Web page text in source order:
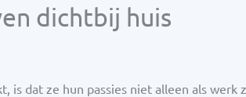
dichtbij huis
is dat ze hun passies niet alleen als